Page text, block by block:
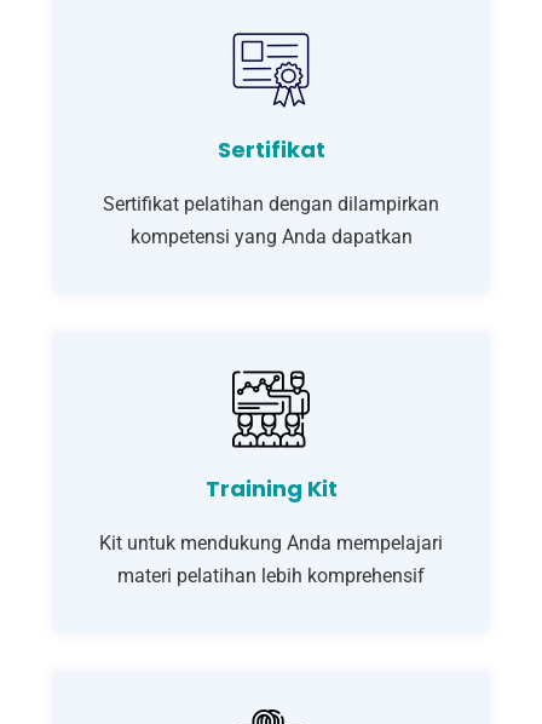
Sertifikat
Sertifikat pelatihan dengan dilampirkan
kompetensi yang Anda dapatkan
Training Kit
Kit untuk mendukung Anda mempelajari
materi pelatihan lebih komprehensif